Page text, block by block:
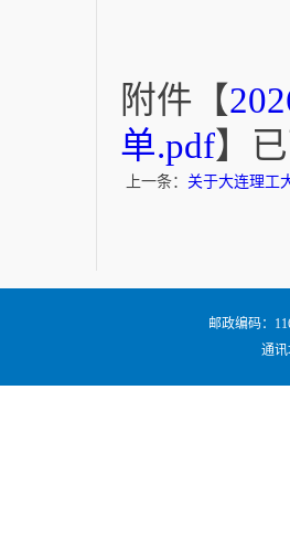
附件【
单.pdf】
上一条： 关于大连理工
邮政编码：
通